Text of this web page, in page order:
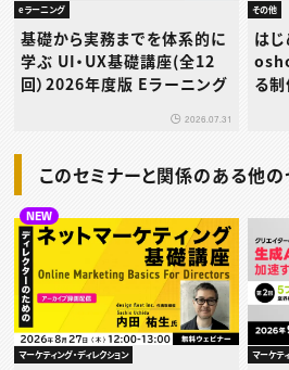
eラーニング
基礎から実務までを体系的に
学ぶ UI・UX基礎講座(全12
回）2026年度版 Eラーニング
2026.07.31
その他
は
る
このセミナーと関係のある他の
NEW
マーケティング・ディレクション マーケテ